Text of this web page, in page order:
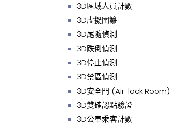
3D區域人員計數
3D虛擬圍籬
3D尾隨偵測
3D跌倒偵測
3D停止偵測
3D禁區偵測
3D安全門 (Air-lock Room)
3D雙確認點驗證
3D公車乘客計數